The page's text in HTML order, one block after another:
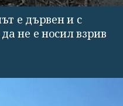
е дървен и с
не е носил взрив